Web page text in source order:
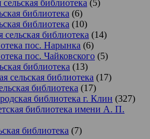
библиотека (5)
библиотека (6)
библиотека (10)
сельская библиотека (14)
пос. Нарынка (6)
пос. Чайковского (5)
библиотека (13)
сельская библиотека (17)
библиотека (17)
библиотека г. Клин (327)
библиотека имени А. П.
библиотека (7)